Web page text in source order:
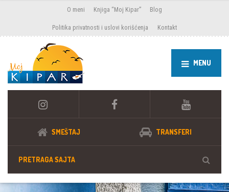
O meni Knjiga “Moj Kipar” Blog
Politika privatnosti i uslovi korišćenja Kontakt
MENU
SMEŠTAJ TRANSFERI